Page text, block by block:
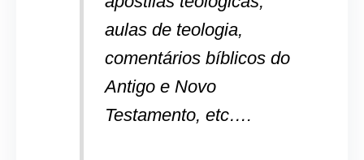
aulas de teologia,
comentários bíblicos do
Antigo e Novo
Testamento, etc….